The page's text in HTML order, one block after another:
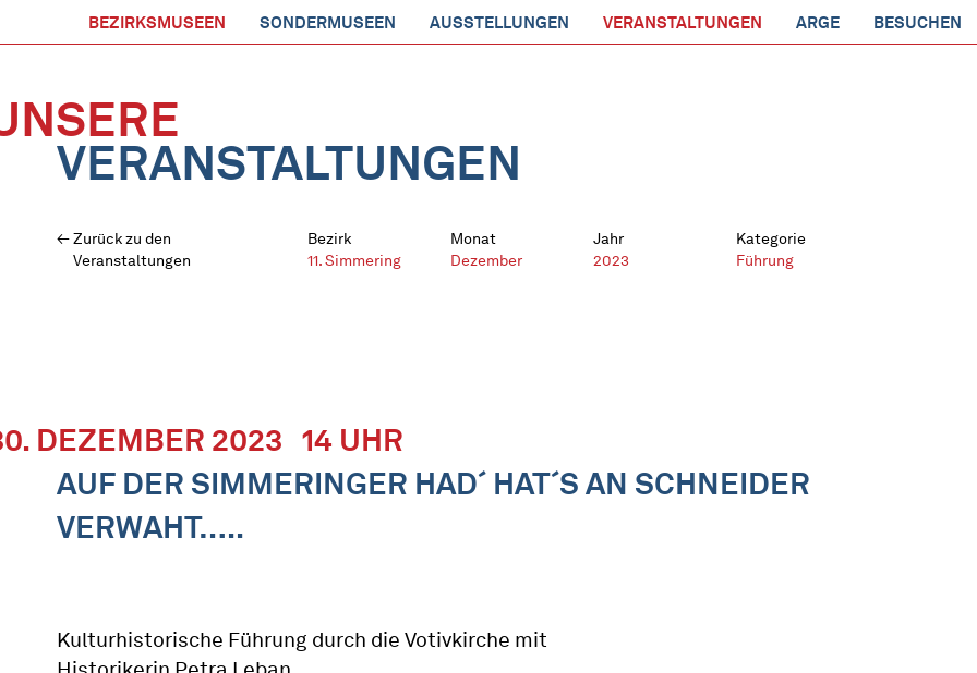
BEZIRKSMUSEEN SONDERMUSEEN AUSSTELLUNGEN VERANSTALTUNGEN ARGE BESUCHEN
VERANSTALTUNGEN
Zurück zu den
Veranstaltungen
Bezirk
11. Simmering
Monat
Dezember
Jahr
2023
Kategorie
Führung
DEZEMBER 2023 14 UHR
AUF DER SIMMERINGER HAD´ HAT´S AN SCHNEIDER
VERWAHT…..
Kulturhistorische Führung durch die Votivkirche mit